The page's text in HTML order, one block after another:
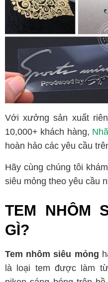
Với xưởng sản xuất
10,000+ khách hàng,
hoàn hảo các yêu cầu
Hãy cùng chúng tôi
siêu mỏng theo yêu cầu
TEM NHÔM
GÌ?
Tem nhôm siêu mỏng
là loại tem được làm